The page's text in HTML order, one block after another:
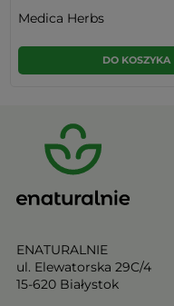
Medica Herbs
DO KOSZYKA
ENATURALNIE
ul. Elewatorska 29C/4
15-620 Białystok